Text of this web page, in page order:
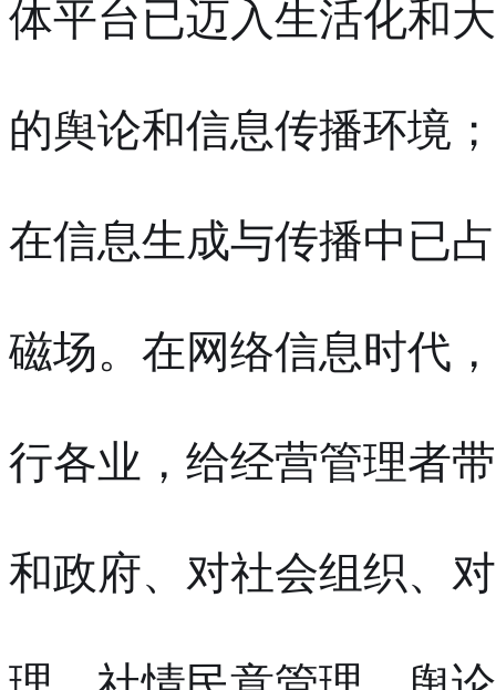
体平台已迈入生活化和
的舆论和信息传播环境
在信息生成与传播中已
磁场。在网络信息时代
行各业，给经营管理者
和政府、对社会组织、